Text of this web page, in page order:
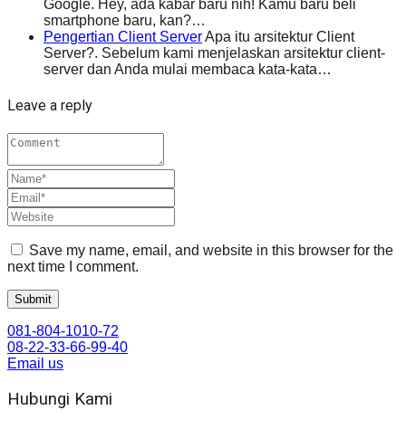
Google. Hey, ada kabar baru nih! Kamu baru beli
smartphone baru, kan?…
Pengertian Client ServerApa itu arsitektur Client
Server?. Sebelum kami menjelaskan arsitektur client-
server dan Anda mulai membaca kata-kata…
Leave a reply
Save my name, email, and website in this browser for the
next time I comment.
081-804-1010-72
08-22-33-66-99-40
Email us
Hubungi Kami